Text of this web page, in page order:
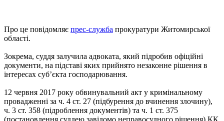
Про це повідомляє прес-служба прокуратури Житомирської
області.
Зокрема, суддя залучила адвоката, який підробив офіційні
документи, на підставі яких прийнято незаконне рішення в
інтересах суб’єкта господарювання.
12 червня 2017 року обвинувальний акт у кримінальному
провадженні за ч. 4 ст. 27 (підбурення до вчинення злочину),
ч. 3 ст. 358 (підроблення документів) та ч. 1 ст. 375
(постановлення суддею завідомо неправосудного рішення) КК